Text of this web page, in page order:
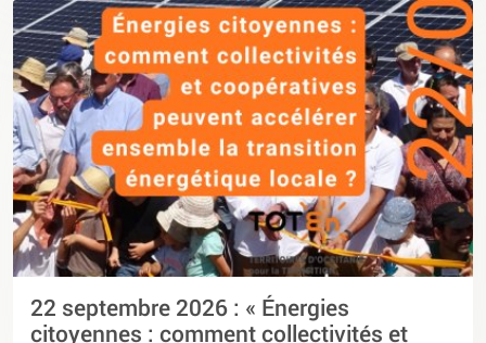
22 septembre 2026 : « Énergies
citoyennes : comment collectivités et